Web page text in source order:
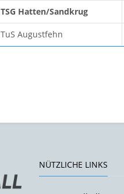
TSG Hatten/Sandkrug
TuS Augustfehn
NÜTZLICHE LINKS